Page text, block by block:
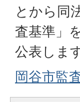
とから同
査基準」
公表します
岡谷市監